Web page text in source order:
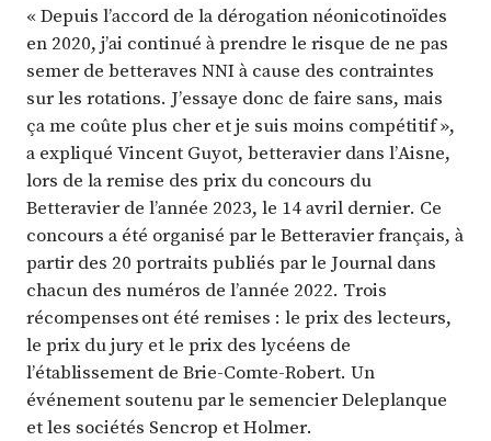
« Depuis l’accord de la dérogation néonicotinoïdes
en 2020, j’ai continué à prendre le risque de ne pas
semer de betteraves NNI à cause des contraintes
sur les rotations. J’essaye donc de faire sans, mais
ça me coûte plus cher et je suis moins compétitif »,
a expliqué Vincent Guyot, betteravier dans l’Aisne,
lors de la remise des prix du concours du
Betteravier de l’année 2023, le 14 avril dernier. Ce
concours a été organisé par le Betteravier français, à
partir des 20 portraits publiés par le Journal dans
chacun des numéros de l’année 2022. Trois
récompenses ont été remises : le prix des lecteurs,
le prix du jury et le prix des lycéens de
l’établissement de Brie-Comte-Robert. Un
événement soutenu par le semencier Deleplanque
et les sociétés Sencrop et Holmer.